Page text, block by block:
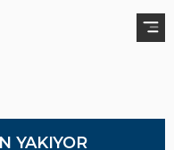
YAKIYOR